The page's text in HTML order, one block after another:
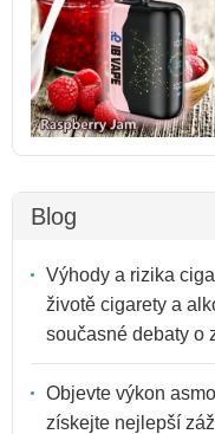
Blog
Výhody a rizika
životě cigarety a
současné debaty o
Objevte výkon
získejte nejlepší